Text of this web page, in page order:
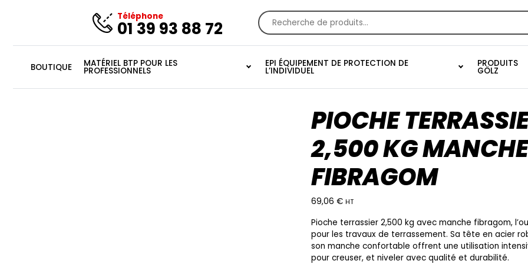
Téléphone
01 39 93 88 72
Recherche
BOUTIQUE MATÉRIEL BTP POUR LES
PROFESSIONNELS
EPI ÉQUIPEMENT DE PROTECTION DE
L’INDIVIDUEL
PRODUITS
GÖLZ
PIOCHE
2,500 KG MANCHE
FIBRAGOM
69,06 € HT
Pioche terrassier 2,500 kg avec manche fibragom,
pour les travaux de terrassement. Sa tête en acier
son manche confortable offrent une utilisation
pour creuser, et niveler avec qualité et durabilité.